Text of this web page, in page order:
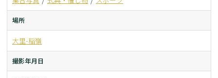
場所
大里-稲嶺
撮影年月日